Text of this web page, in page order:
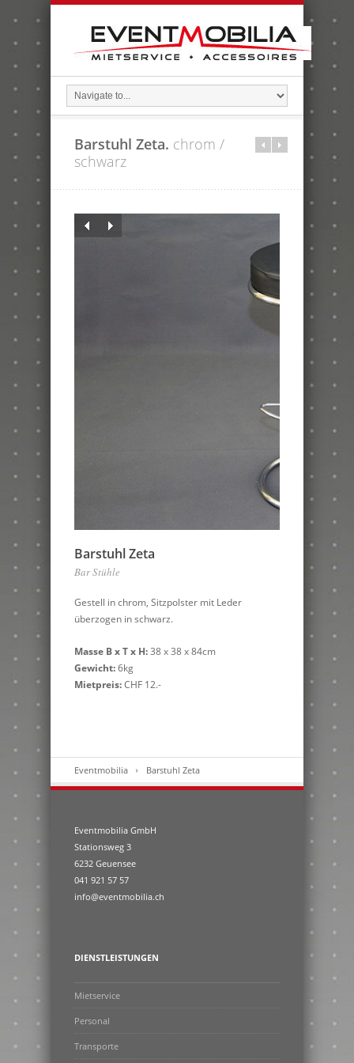
Barstuhl Zeta. chrom /
schwarz
Barstuhl Zeta
Bar Stühle
Gestell in chrom, Sitzpolster mit Leder
überzogen in schwarz.
Masse B x T x H:38 x 38 x 84cm
Gewicht:6kg
Mietpreis:CHF 12.-
Eventmobilia Barstuhl Zeta
Eventmobilia GmbH
Stationsweg 3
6232 Geuensee
041 921 57 57
info@eventmobilia.ch
DIENSTLEISTUNGEN
Mietservice
Personal
Transporte